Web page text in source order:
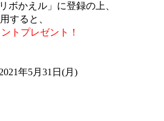
ボかえル」に登録の上、
すると、
トプレゼント！
年5月31日(月)